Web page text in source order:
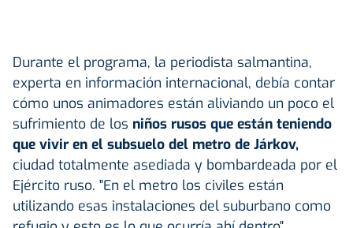
Durante el programa, la periodista salmantina,
experta en información internacional, debía contar
cómo unos animadores están aliviando un poco el
sufrimiento de los niños rusos que están teniendo
que vivir en el subsuelo del metro de Járkov,
ciudad totalmente asediada y bombardeada por el
Ejército ruso. "En el metro los civiles están
utilizando esas instalaciones del suburbano como